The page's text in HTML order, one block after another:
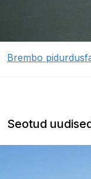
Brembo
Seotud